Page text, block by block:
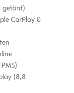
getönt)
CarPlay &
(8,8